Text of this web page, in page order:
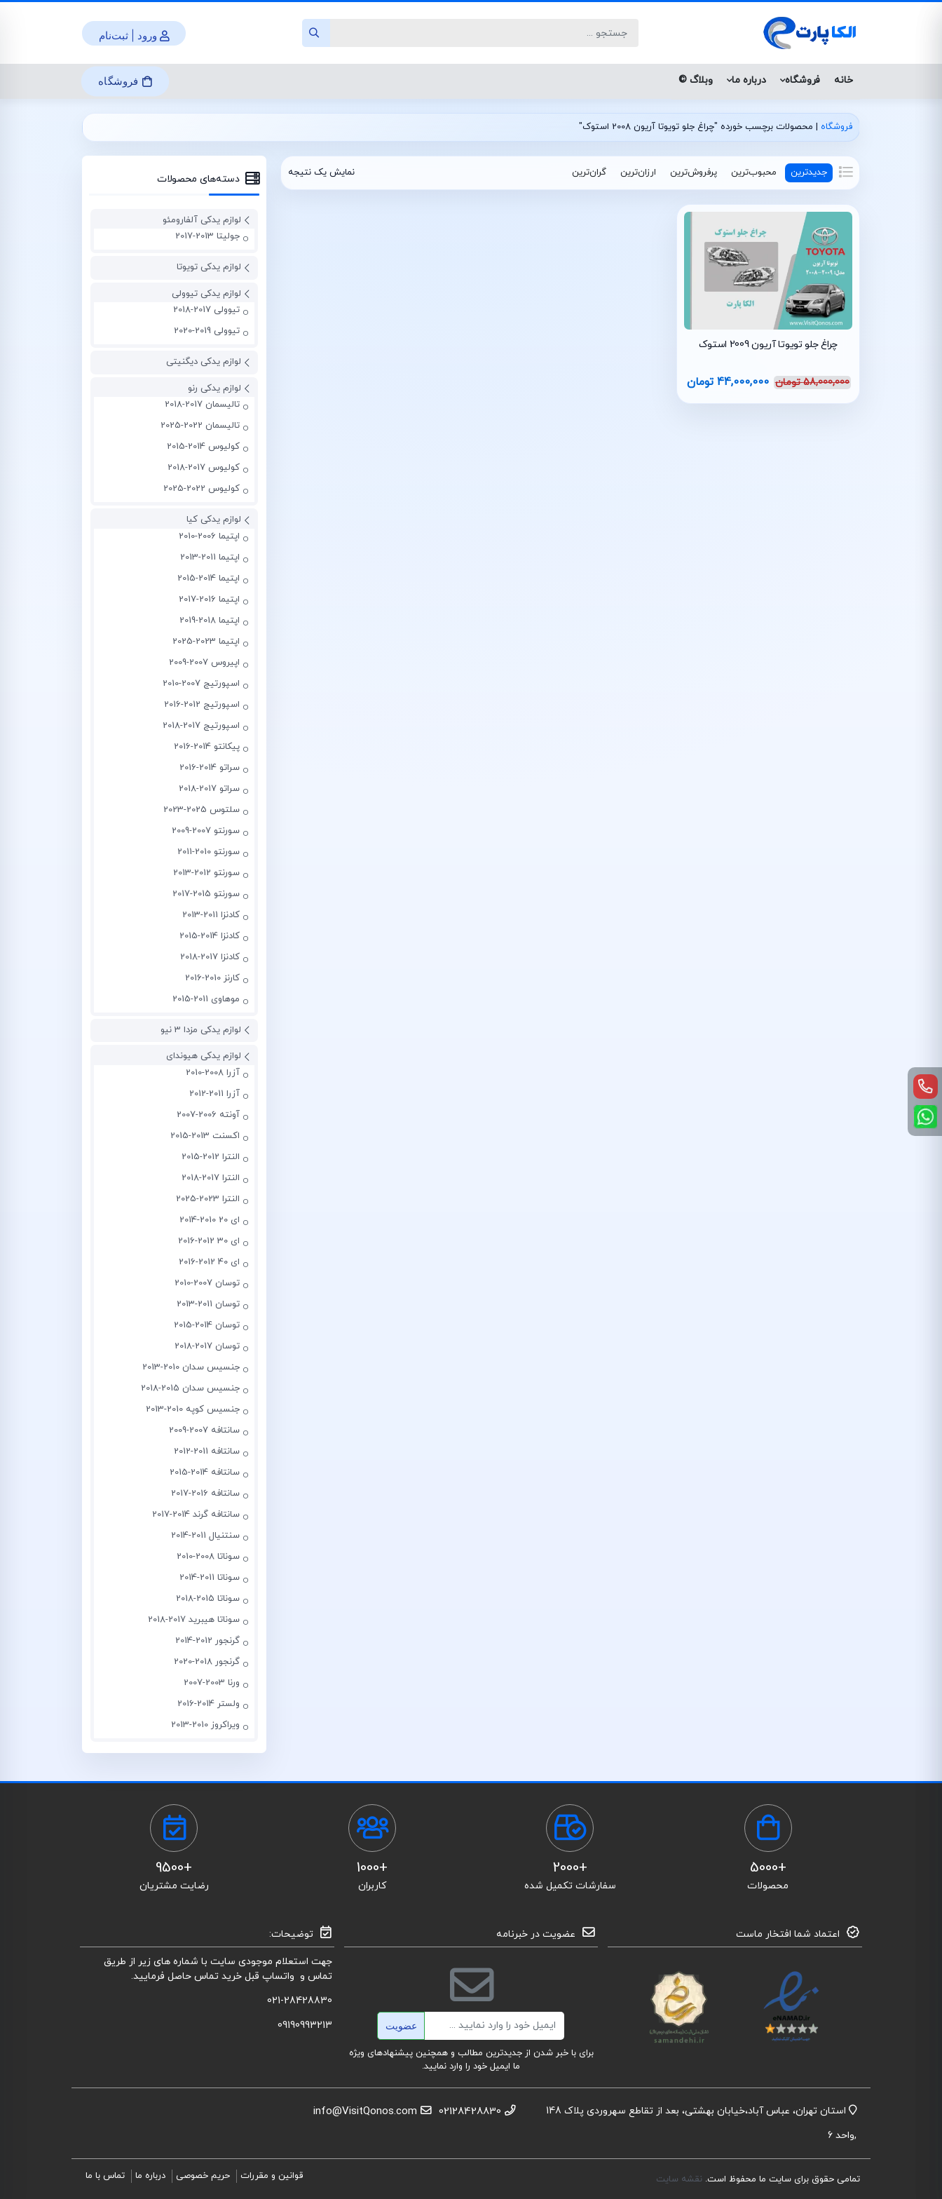
ورود | ثبت‌نام
خانه فروشگاه درباره ما وبلاگ © فروشگاه
فروشگاه | محصولات برچسب خورده "چراغ جلو تویوتا آریون 2008 استوک"
جدیدترین محبوب‌ترین پرفروش‌ترین ارزان‌ترین گران‌ترین نمایش یک نتیجه
چراغ جلو تویوتا آریون 2009 استوک
58,000,000 تومان 44,000,000 تومان
دسته‌های محصولات
لوازم یدکی آلفارومئو
جولیتا 2013-2017
لوازم یدکی تویوتا
لوازم یدکی تیوولی
تیوولی 2017-2018
تیوولی 2019-2020
لوازم یدکی دیگنیتی
لوازم یدکی رنو
تالیسمان 2017-2018
تالیسمان 2022-2025
کولیوس 2014-2015
کولیوس 2017-2018
کولیوس 2022-2025
لوازم یدکی کیا
اپتیما 2006-2010
اپتیما 2011-2013
اپتیما 2014-2015
اپتیما 2016-2017
اپتیما 2018-2019
اپتیما 2023-2025
اپیروس 2007-2009
اسپورتیج 2007-2010
اسپورتیج 2012-2016
اسپورتیج 2017-2018
پیکانتو 2014-2016
سراتو 2014-2016
سراتو 2017-2018
سلتوس 2025-2023
سورنتو 2007-2009
سورنتو 2010-2011
سورنتو 2012-2013
سورنتو 2015-2017
کادنزا 2011-2013
کادنزا 2014-2015
کادنزا 2017-2018
کارنز 2010-2016
موهاوی 2011-2015
لوازم یدکی مزدا 3 نیو
لوازم یدکی هیوندای
آزرا 2008-2010
آزرا 2011-2012
آونته 2006-2007
اکسنت 2013-2015
النترا 2012-2015
النترا 2017-2018
النترا 2023-2025
ای 20 2010-2014
ای 30 2012-2016
ای 40 2012-2016
توسان 2007-2010
توسان 2011-2013
توسان 2014-2015
توسان 2017-2018
جنسیس سدان 2010-2013
جنسیس سدان 2015-2018
جنسیس کوپه 2010-2013
سانتافه 2007-2009
سانتافه 2011-2012
سانتافه 2014-2015
سانتافه 2016-2017
سانتافه گرند 2014-2017
سنتنیال 2011-2014
سوناتا 2008-2010
سوناتا 2011-2014
سوناتا 2015-2018
سوناتا هیبرید 2017-2018
گرنجور 2012-2014
گرنجور 2018-2020
ورنا 2003-2007
ولستر 2014-2016
ویراکروز 2010-2013
+5000
محصولات
+2000
سفارشات تکمیل شده
+1000
کاربران
+9500
رضایت مشتریان
اعتماد شما افتخار ماست عضویت در خبرنامه
ایمیل عضویت
برای با خبر شدن از جدیدترین مطالب و همچنین پیشنهادهای ویژه
ما ایمیل خود را وارد نمایید.
توضیحات:
جهت استعلام موجودی سایت با شماره های زیر از طریق
تماس و واتساپ قبل خرید تماس حاصل فرمایید.
021-28428830
09190993213
استان تهران، عباس آباد،خیابان بهشتی، بعد از تقاطع سهروردی پلاک 148
,واحد 6
02128428830
info@VisitQonos.com
تمامی حقوق برای سایت ما محفوظ است. نقشه سایت قوانین و مقررات حریم خصوصی درباره ما تماس با ما